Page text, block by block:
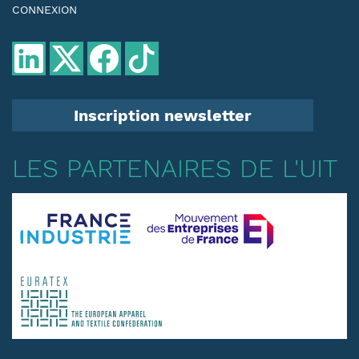
CONNEXION
Inscription newsletter
LES PARTENAIRES DE L'UIT